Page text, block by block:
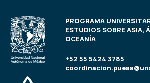
PROGRAMA
ESTUDIOS SOBRE ASIA,
OCEANÍA
+52 55 5424 3785